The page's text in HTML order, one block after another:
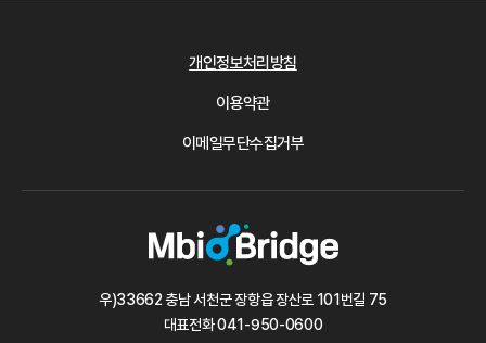
개인정보처리방침
이용약관
이메일무단수집거부
우)33662 충남 서천군 장항읍 장산로 101번길 75
대표전화041-950-0600